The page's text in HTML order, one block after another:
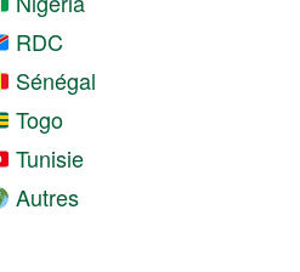
RDC
Sénégal
Togo
Tunisie
Autres